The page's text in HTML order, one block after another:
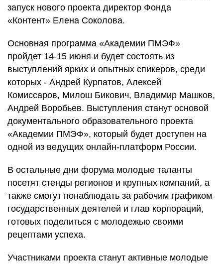
запуск нового проекта директор Фонда
«Контент» Елена Соколова.
Основная программа «Академии ПМЭФ»
пройдет 14-15 июня и будет состоять из
выступлений ярких и опытных спикеров, среди
которых - Андрей Курпатов, Алексей
Комиссаров, Милош Бикович, Владимир Машков,
Андрей Воробьев. Выступления станут основой
документального образовательного проекта
«Академии ПМЭФ», который будет доступен на
одной из ведущих онлайн-платформ России.
В остальные дни форума молодые таланты
посетят стенды регионов и крупных компаний, а
также смогут понаблюдать за рабочим графиком
государственных деятелей и глав корпораций,
готовых поделиться с молодежью своими
рецептами успеха.
Участниками проекта станут активные молодые